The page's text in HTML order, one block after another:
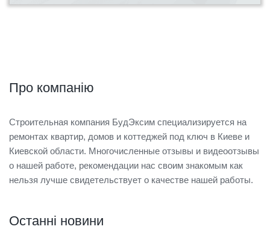
Про компанію
Строительная компания БудЭксим специализируется на
ремонтах квартир, домов и коттеджей под ключ в Киеве и
Киевской области. Многочисленные отзывы и видеоотзывы
о нашей работе, рекомендации нас своим знакомым как
нельзя лучше свидетельствует о качестве нашей работы.
Останні новини